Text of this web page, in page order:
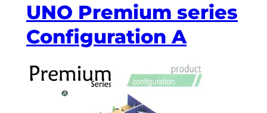
UNO Premium series
Configuration A